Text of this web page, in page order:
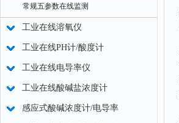
常规五参数在线监测
工业在线溶氧仪
工业在线PH计/酸度计
工业在线电导率仪
工业在线酸碱盐浓度计
感应式酸碱浓度计/电导率